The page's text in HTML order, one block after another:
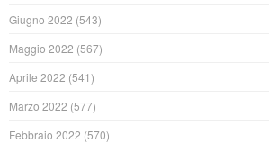
Giugno 2022 (543)
Maggio 2022 (567)
Aprile 2022 (541)
Marzo 2022 (577)
Febbraio 2022 (570)